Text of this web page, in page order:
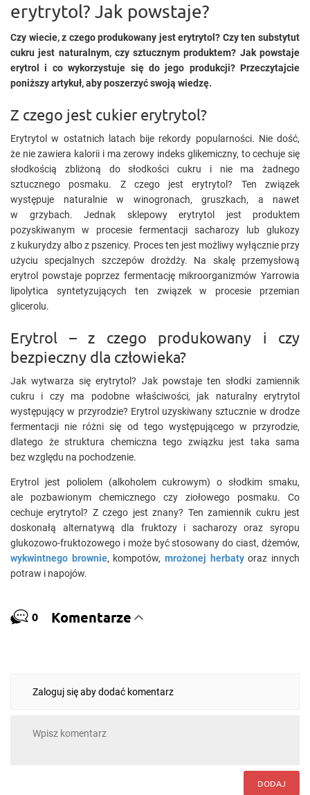
erytrytol? Jak powstaje?
Czy wiecie, z czego produkowany jest erytrytol? Czy ten substytut
cukru jest naturalnym, czy sztucznym produktem? Jak powstaje
erytrol i co wykorzystuje się do jego produkcji? Przeczytajcie
poniższy artykuł, aby poszerzyć swoją wiedzę.
Z czego jest cukier erytrytol?
Erytrytol w ostatnich latach bije rekordy popularności. Nie dość,
że nie zawiera kalorii i ma zerowy indeks glikemiczny, to cechuje się
słodkością zbliżoną do słodkości cukru i nie ma żadnego
sztucznego posmaku. Z czego jest erytrytol? Ten związek
występuje naturalnie w winogronach, gruszkach, a nawet
w grzybach. Jednak sklepowy erytrytol jest produktem
pozyskiwanym w procesie fermentacji sacharozy lub glukozy
z kukurydzy albo z pszenicy. Proces ten jest możliwy wyłącznie przy
użyciu specjalnych szczepów drożdży. Na skalę przemysłową
erytrol powstaje poprzez fermentację mikroorganizmów Yarrowia
lipolytica syntetyzujących ten związek w procesie przemian
glicerolu.
Erytrol – z czego produkowany i czy
bezpieczny dla człowieka?
Jak wytwarza się erytrytol? Jak powstaje ten słodki zamiennik
cukru i czy ma podobne właściwości, jak naturalny erytrytol
występujący w przyrodzie? Erytrol uzyskiwany sztucznie w drodze
fermentacji nie różni się od tego występującego w przyrodzie,
dlatego że struktura chemiczna tego związku jest taka sama
bez względu na pochodzenie.
Erytrol jest poliolem (alkoholem cukrowym) o słodkim smaku,
ale pozbawionym chemicznego czy ziołowego posmaku. Co
cechuje erytrytol? Z czego jest znany? Ten zamiennik cukru jest
doskonałą alternatywą dla fruktozy i sacharozy oraz syropu
glukozowo-fruktozowego i może być stosowany do ciast, dżemów,
wykwintnego brownie, kompotów,mrożonej herbatyoraz innych
potraw i napojów.
0 Komentarze
Zaloguj się aby dodać komentarz
DODAJ